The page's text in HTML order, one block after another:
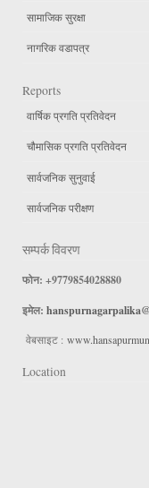
सामाजिक सुरक्षा
नागरिक वडापत्र
Reports
वार्षिक प्रगति प्रतिवेदन
चौमासिक प्रगति प्रतिवेदन
सार्वजनिक सुनुवाई
सार्वजनिक परीक्षण
सम्पर्क विवरण
फोन: +9779854028880
इमेल:
वेबसाइट :
Location